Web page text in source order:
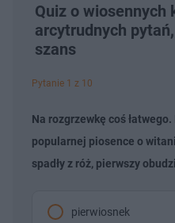
Quiz o wiosennych
arcytrudnych
szans
Pytanie 1 z 10
Na rozgrzewkę coś łatwego.
popularnej piosence o
spadły z róż, pierwszy
pierwiosnek